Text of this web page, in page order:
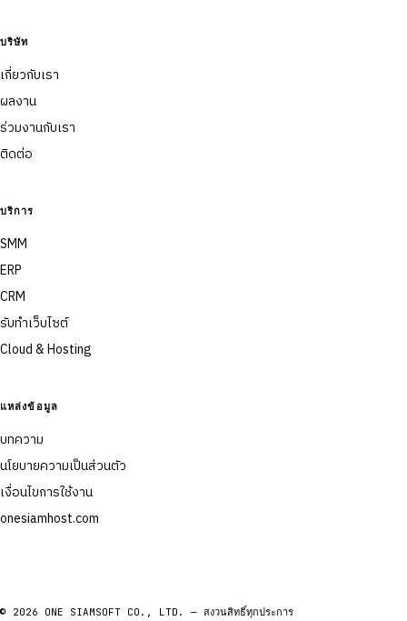
บริษัท
เกี่ยวกับเรา
ผลงาน
ร่วมงานกับเรา
ติดต่อ
บริการ
SMM
ERP
CRM
รับทำเว็บไซต์
Cloud & Hosting
แหล่งข้อมูล
บทความ
นโยบายความเป็นส่วนตัว
เงื่อนไขการใช้งาน
onesiamhost.com
© 2026 ONE SIAMSOFT CO., LTD. — สงวนสิทธิ์ทุกประการ